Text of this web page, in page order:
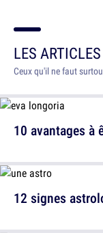
LES ARTICLES
Ceux qu'il ne faut
10 avantages à
12 signes